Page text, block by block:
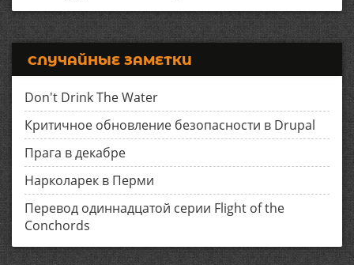
СЛУЧАЙНЫЕ ЗАМЕТКИ
Don't Drink The Water
Критичное обновление безопасности в Drupal
Прага в декабре
Нарколарек в Перми
Перевод одиннадцатой серии Flight of the
Conchords